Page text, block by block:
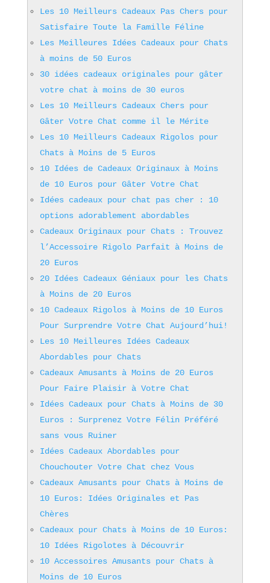
Les 10 Meilleurs Cadeaux Pas Chers pour
Satisfaire Toute la Famille Féline
Les Meilleures Idées Cadeaux pour Chats
à moins de 50 Euros
30 idées cadeaux originales pour gâter
votre chat à moins de 30 euros
Les 10 Meilleurs Cadeaux Chers pour
Gâter Votre Chat comme il le Mérite
Les 10 Meilleurs Cadeaux Rigolos pour
Chats à Moins de 5 Euros
10 Idées de Cadeaux Originaux à Moins
de 10 Euros pour Gâter Votre Chat
Idées cadeaux pour chat pas cher : 10
options adorablement abordables
Cadeaux Originaux pour Chats : Trouvez
l’Accessoire Rigolo Parfait à Moins de
20 Euros
20 Idées Cadeaux Géniaux pour les Chats
à Moins de 20 Euros
10 Cadeaux Rigolos à Moins de 10 Euros
Pour Surprendre Votre Chat Aujourd’hui!
Les 10 Meilleures Idées Cadeaux
Abordables pour Chats
Cadeaux Amusants à Moins de 20 Euros
Pour Faire Plaisir à Votre Chat
Idées Cadeaux pour Chats à Moins de 30
Euros : Surprenez Votre Félin Préféré
sans vous Ruiner
Idées Cadeaux Abordables pour
Chouchouter Votre Chat chez Vous
Cadeaux Amusants pour Chats à Moins de
10 Euros: Idées Originales et Pas
Chères
Cadeaux pour Chats à Moins de 10 Euros:
10 Idées Rigolotes à Découvrir
10 Accessoires Amusants pour Chats à
Moins de 10 Euros